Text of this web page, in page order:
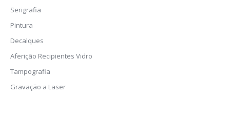
Serigrafia
Pintura
Decalques
Aferição Recipientes Vidro
Tampografia
Gravação a Laser